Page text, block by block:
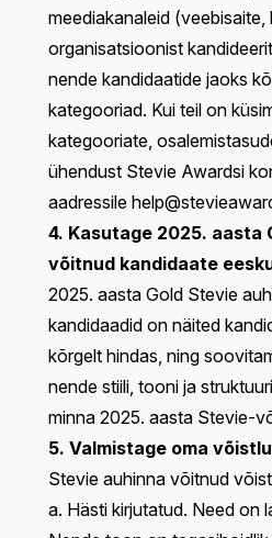
meediakanaleid
organisatsioonist
nende kandidaatide jaoks
kategooriad. Kui teil on
kategooriate,
ühendust Stevie Awardsi
aadressile
4. Kasutage 2025. aasta
võitnud kandidaate
2025. aasta Gold Stevie
kandidaadid on näited
kõrgelt hindas, ning
nende stiili, tooni ja
minna 2025. aasta Stevie-
5. Valmistage oma
Stevie auhinna võitnud
a. Hästi kirjutatud. Need on